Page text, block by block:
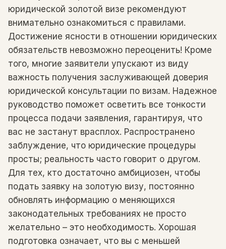
юридической золотой визе рекомендуют
внимательно ознакомиться с правилами.
Достижение ясности в отношении юридических
обязательств невозможно переоценить! Кроме
того, многие заявители упускают из виду
важность получения заслуживающей доверия
юридической консультации по визам. Надежное
руководство поможет осветить все тонкости
процесса подачи заявления, гарантируя, что
вас не застанут врасплох. Распространено
заблуждение, что юридические процедуры
просты; реальность часто говорит о другом.
Для тех, кто достаточно амбициозен, чтобы
подать заявку на золотую визу, постоянно
обновлять информацию о меняющихся
законодательных требованиях не просто
желательно – это необходимость. Хорошая
подготовка означает, что вы с меньшей